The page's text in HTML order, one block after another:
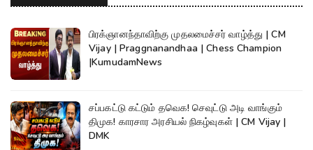
பிரக்ஞானந்தாவிற்கு முதலமைச்சர் வாழ்த்து | CM
Vijay | Praggnanandhaa | Chess Champion
|KumudamNews
சப்பகட்டு கட்டும் தவெக! செவுட்டு அடி வாங்கும்
திமுக! காரசார அரசியல் நிகழ்வுகள் | CM Vijay |
DMK